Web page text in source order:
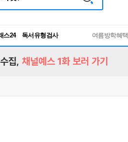
스24
RBTI Lab
독서유형검사
여름방학혜택
집, 채널예스 1화 보러 가기